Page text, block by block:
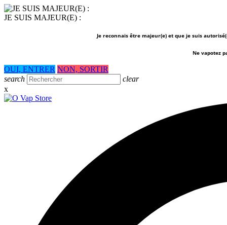
JE SUIS MAJEUR(E) :
Je reconnais être majeur(e) et que je suis
Ne vapotez
OUI, ENTRER NON, SORTIR
search
clear
x